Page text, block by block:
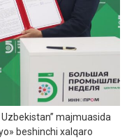
majmuasida
beshinchi xalqaro